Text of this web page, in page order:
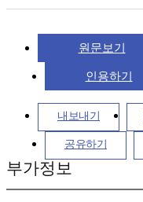
원문보기
인용하기
내보내기
공유하기
부가정보